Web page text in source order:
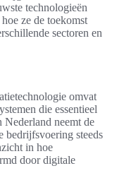
technologieën
ze de toekomst
sectoren en
omvat
die essentieel
neemt de
bedrijfsvoering steeds
in hoe
door digitale